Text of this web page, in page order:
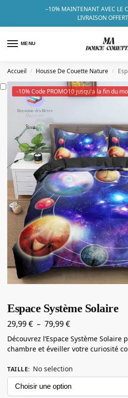
–10% MAINTENANT AVEC LE
LIVRAISON
MENU
Accueil / Housse De Couette Nature /
-10% Code PROMO10 jusqu'a la fin du
Espace Système Solaire
29,99€ – 79,99€
Découvrez l’Espace Système
chambre et éveiller votre curiosité
TAILLE: No selection